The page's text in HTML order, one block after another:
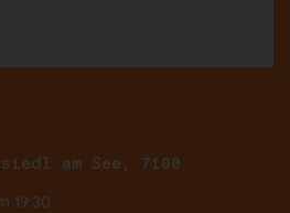
am See, 7100
19:30